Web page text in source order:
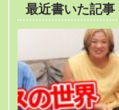
最近書いた記事